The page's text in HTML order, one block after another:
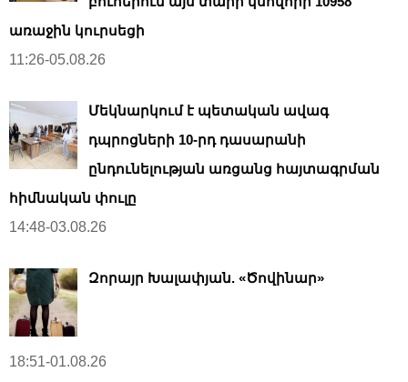
առաջին կուրսեցի
11:26-05.08.26
Մեկնարկում է պետական ավագ
դպրոցների 10-րդ դասարանի
ընդունելության առցանց հայտագրման
հիմնական փուլը
14:48-03.08.26
Զորայր Խալափյան. «Ծովինար»
18:51-01.08.26